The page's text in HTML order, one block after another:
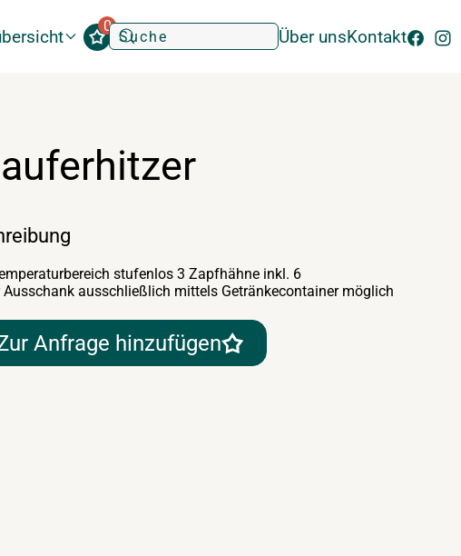
0
Über unsKontakt
stufenlos 3 Zapfhähne inkl. 6
Ausschank ausschließlich mittels Getränkecontainer möglich
Anfrage hinzufügen